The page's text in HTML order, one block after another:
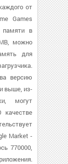
от
Games
памяти в
можно
для
версию
выше, из-
могут
Market -
770000,